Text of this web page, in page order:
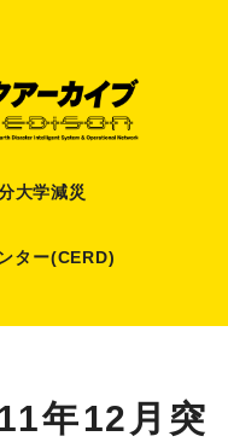
大学減災
ター(CERD)
年12月突